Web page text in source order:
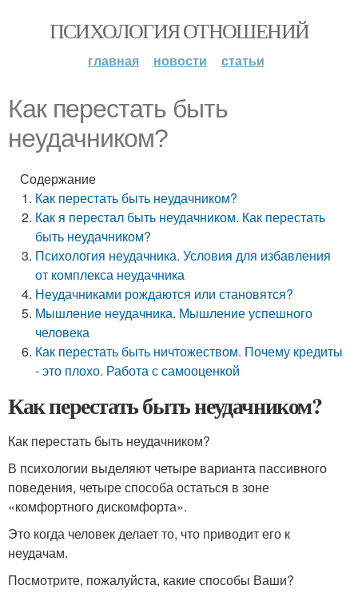
ПСИХОЛОГИЯ ОТНОШЕНИЙ
главная новости статьи
Как перестать быть
неудачником?
Содержание
Как перестать быть неудачником?
Как я перестал быть неудачником. Как перестать
быть неудачником?
Психология неудачника. Условия для избавления
от комплекса неудачника
Неудачниками рождаются или становятся?
Мышление неудачника. Мышление успешного
человека
Как перестать быть ничтожеством. Почему кредиты
- это плохо. Работа с самооценкой
Как перестать быть неудачником?
Как перестать быть неудачником?
В психологии выделяют четыре варианта пассивного
поведения, четыре способа остаться в зоне
«комфортного дискомфорта».
Это когда человек делает то, что приводит его к
неудачам.
Посмотрите, пожалуйста, какие способы Ваши?